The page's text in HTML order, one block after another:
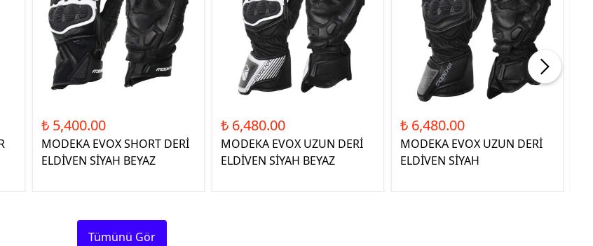
₺ 5,400.00
MODEKA EVOX SHORT DERİ
ELDİVEN SİYAH BEYAZ
₺ 6,480.00
MODEKA EVOX UZUN DERİ
ELDİVEN SİYAH BEYAZ
₺ 6,480.00
MODEKA EVOX UZUN DERİ
ELDİVEN SİYAH
Tümünü Gör